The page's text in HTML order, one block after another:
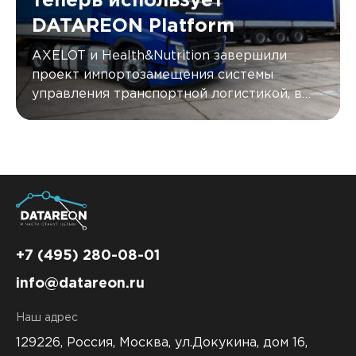
DATAREON Platform
AXELOT и Health&Nutrition завершили
проект импортозамещения системы
управления транспортной логистикой, в
рамках которого также было внедрено
+7 (495) 280-08-01
info@datareon.ru
Наш адрес
129226, Россия, Москва, ул.Докукина, дом 16,